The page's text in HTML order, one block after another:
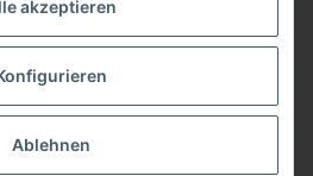
akzeptieren
Ablehnen